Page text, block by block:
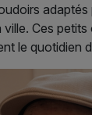
adaptés
Ces
le quotidien